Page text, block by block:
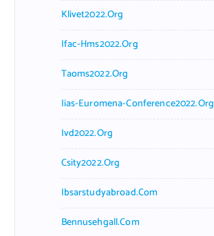
Klivet2022.org
Ifac-Hms2022.org
Taoms2022.org
Iias-Euromena-Conference2022.org
Ivd2022.org
Csity2022.org
Ibsarstudyabroad.com
Bennusehgall.com